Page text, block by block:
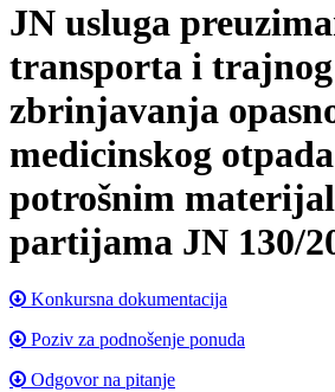
JN usluga
transporta i trajnog
zbrinjavanja
medicinskog
potrošnim
partijama JN 130/
Konkursna dokumentacija
Poziv za podnošenje ponuda
Odgovor na pitanje